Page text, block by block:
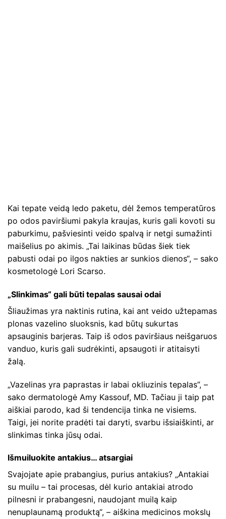
Kai tepate veidą ledo paketu, dėl žemos temperatūros
po odos paviršiumi pakyla kraujas, kuris gali kovoti su
paburkimu, pašviesinti veido spalvą ir netgi sumažinti
maišelius po akimis. „Tai laikinas būdas šiek tiek
pabusti odai po ilgos nakties ar sunkios dienos“, – sako
kosmetologė Lori Scarso.
„Slinkimas“ gali būti tepalas sausai odai
Šliaužimas yra naktinis rutina, kai ant veido užtepamas
plonas vazelino sluoksnis, kad būtų sukurtas
apsauginis barjeras. Taip iš odos paviršiaus neišgaruos
vanduo, kuris gali sudrėkinti, apsaugoti ir atitaisyti
žalą.
„Vazelinas yra paprastas ir labai okliuzinis tepalas”, –
sako dermatologė Amy Kassouf, MD. Tačiau ji taip pat
aiškiai parodo, kad ši tendencija tinka ne visiems.
Taigi, jei norite pradėti tai daryti, svarbu išsiaiškinti, ar
slinkimas tinka jūsų odai.
Išmuiluokite antakius… atsargiai
Svajojate apie prabangius, purius antakius? „Antakiai
su muilu – tai procesas, dėl kurio antakiai atrodo
pilnesni ir prabangesni, naudojant muilą kaip
nenuplaunamą produktą“, – aiškina medicinos mokslų